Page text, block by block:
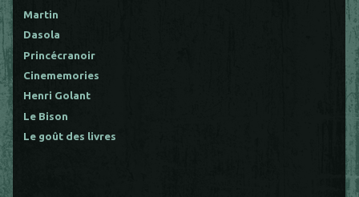
Martin
Dasola
Princécranoir
Cinememories
Henri Golant
Le Bison
Le goût des livres